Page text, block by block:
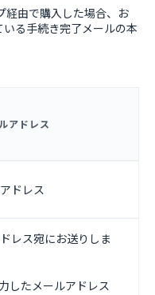
経由で購入した場合、お
る手続き完了メールの本
アドレス
ドレス
レス宛にお送りしま
したメールアドレス